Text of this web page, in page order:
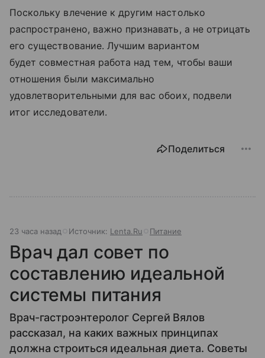
Поскольку влечение к другим настолько
распространено, важно признавать, а не отрицать
его существование. Лучшим вариантом
будет совместная работа над тем, чтобы ваши
отношения были максимально
удовлетворительными для вас обоих, подвели
итог исследователи.
Поделиться
23 часа назад Источник: Lenta.Ru Питание
Врач дал совет по
составлению идеальной
системы питания
Врач-гастроэнтеролог Сергей Вялов
рассказал, на каких важных принципах
должна строиться идеальная диета. Советы